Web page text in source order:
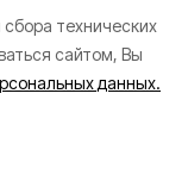
технических
сайтом, Вы
данных.
лет